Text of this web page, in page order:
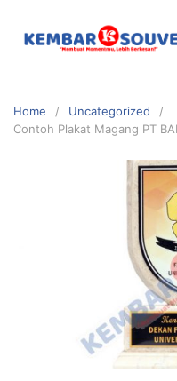
Home
Uncategorized
Contoh Plakat Magang PT